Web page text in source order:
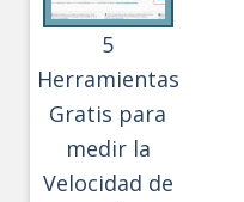
5
Herramientas
Gratis para
medir la
Velocidad de